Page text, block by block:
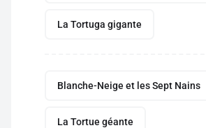
La Tortuga gigante
Blanche-Neige et les Sept Nains
La Tortue géante